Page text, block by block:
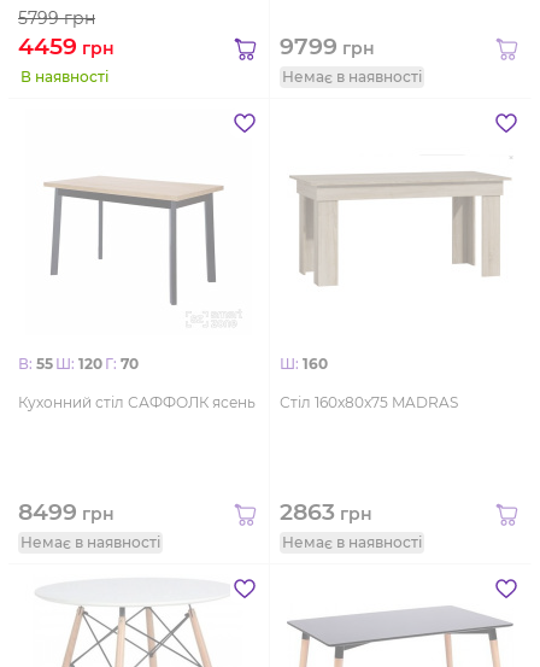
5799грн
4459 грн
В наявності
9799 грн
Немає в наявності
В: 55 Ш: 120 Г: 70
Кухонний стіл САФФОЛК ясень
8499 грн
Немає в наявності
Ш: 160
Стіл 160x80x75 MADRAS
2863 грн
Немає в наявності